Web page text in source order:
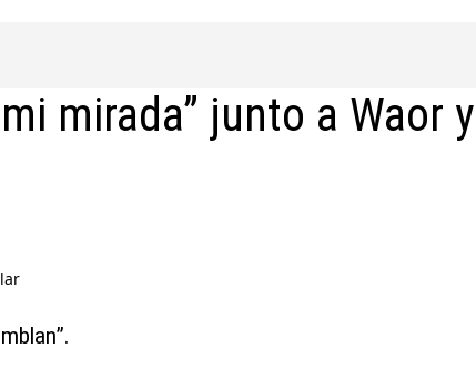
mirada” junto a Waor